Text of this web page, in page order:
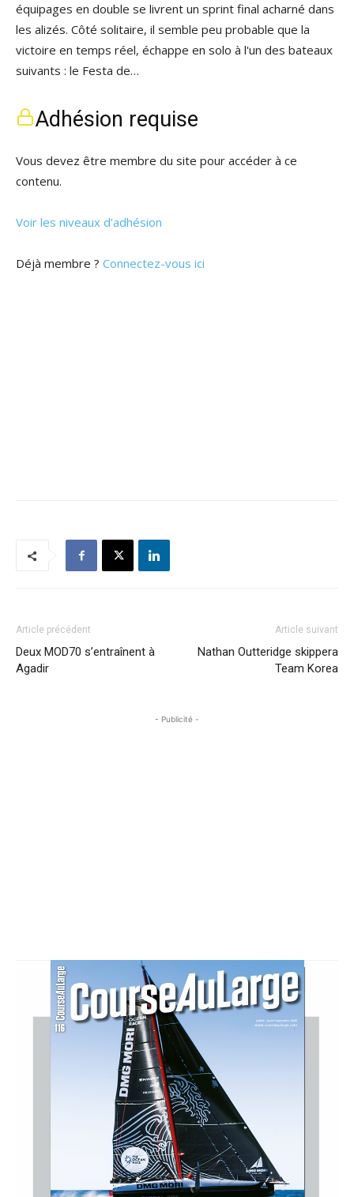
équipages en double se livrent un sprint final acharné dans
les alizés. Côté solitaire, il semble peu probable que la
victoire en temps réel, échappe en solo à l'un des bateaux
suivants : le Festa de…
Adhésion requise
Vous devez être membre du site pour accéder à ce
contenu.
Voir les niveaux d’adhésion
Déjà membre ? Connectez-vous ici
Article précédent
Deux MOD70 s’entraînent à
Agadir
Article suivant
Nathan Outteridge skippera
Team Korea
- Publicité -